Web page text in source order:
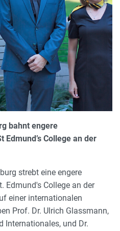
bahnt engere
College an der
strebt eine engere
Edmund's College an der
einer internationalen
Prof. Dr. Ulrich Glassmann,
Internationales, und Dr.